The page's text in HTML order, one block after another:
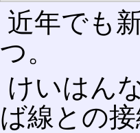
近年でも
つ。
けいはん
ば線との